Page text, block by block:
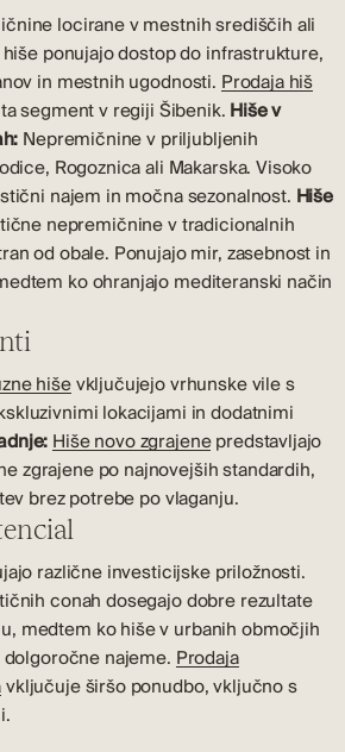
locirane v mestnih središčih ali
ponujajo dostop do infrastrukture,
in mestnih ugodnosti. Prodaja hiš
segment v regiji Šibenik. Hiše v
Nepremičnine v priljubljenih
Rogoznica ali Makarska. Visoko
najem in močna sezonalnost. Hiše
nepremičnine v tradicionalnih
od obale. Ponujajo mir, zasebnost in
ko ohranjajo mediteranski način
hiševključujejo vrhunske vile s
lokacijami in dodatnimi
Hiše novo zgrajenepredstavljajo
zgrajene po najnovejših standardih,
brez potrebe po vlaganju.
različne investicijske priložnosti.
conah dosegajo dobre rezultate
medtem ko hiše v urbanih območjih
najeme. Prodaja
vključuje širšo ponudbo, vključno s